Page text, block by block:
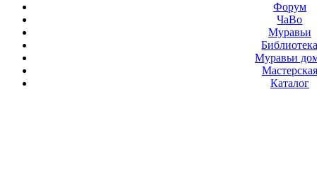
Форум
ЧаВо
Муравьи
Муравьи
Мастерская
Каталог